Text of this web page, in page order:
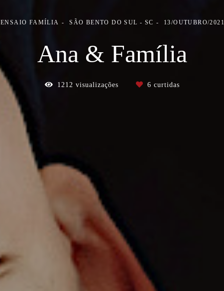
ENSAIO FAMÍLIA SÃO BENTO DO SUL - SC 13/OUTUBRO/2021
Ana & Família
1212 visualizações 6 curtidas